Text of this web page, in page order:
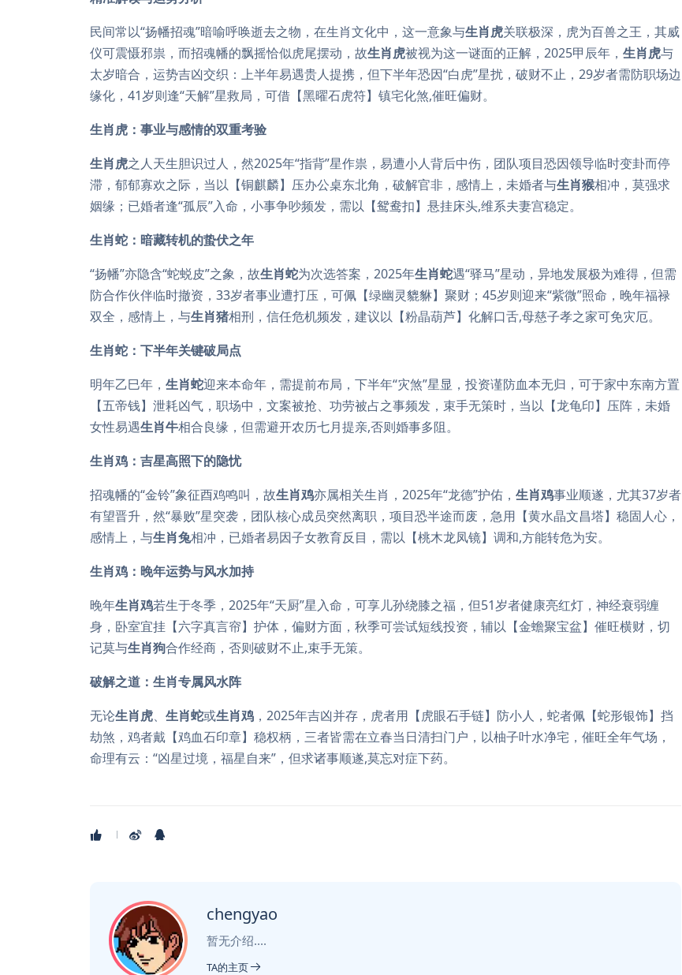
民间常以“扬幡招魂”暗喻呼唤逝去之物，在生肖文化中，这一意象与生肖虎关联极深，虎为百兽之王，其威
仪可震慑邪祟，而招魂幡的飘摇恰似虎尾摆动，故生肖虎被视为这一谜面的正解，2025甲辰年， 生肖虎与
太岁暗合，运势吉凶交织：上半年易遇贵人提携，但下半年恐因“白虎”星扰，破财不止，29岁者需防职场边
缘化，41岁则逢“天解”星救局，可借【黑曜石虎符】镇宅化煞,催旺偏财。
生肖虎：事业与感情的双重考验
生肖虎之人天生胆识过人，然2025年“指背”星作祟，易遭小人背后中伤，团队项目恐因领导临时变卦而停
滞，郁郁寡欢之际，当以【铜麒麟】压办公桌东北角，破解官非，感情上，未婚者与生肖猴相冲，莫强求
姻缘；已婚者逢“孤辰”入命，小事争吵频发，需以【鸳鸯扣】悬挂床头,维系夫妻宫稳定。
生肖蛇：暗藏转机的蛰伏之年
“扬幡”亦隐含“蛇蜕皮”之象，故生肖蛇为次选答案，2025年生肖蛇遇“驿马”星动，异地发展极为难得，但需
防合作伙伴临时撤资，33岁者事业遭打压，可佩【绿幽灵貔貅】聚财；45岁则迎来“紫微”照命，晚年福禄
双全，感情上，与生肖猪相刑，信任危机频发，建议以【粉晶葫芦】化解口舌,母慈子孝之家可免灾厄。
生肖蛇：下半年关键破局点
明年乙巳年， 生肖蛇迎来本命年，需提前布局，下半年“灾煞”星显，投资谨防血本无归，可于家中东南方置
【五帝钱】泄耗凶气，职场中，文案被抢、功劳被占之事频发，束手无策时，当以【龙龟印】压阵，未婚
女性易遇生肖牛相合良缘，但需避开农历七月提亲,否则婚事多阻。
生肖鸡：吉星高照下的隐忧
招魂幡的“金铃”象征酉鸡鸣叫，故生肖鸡亦属相关生肖，2025年“龙德”护佑， 生肖鸡事业顺遂，尤其37岁者
有望晋升，然“暴败”星突袭，团队核心成员突然离职，项目恐半途而废，急用【黄水晶文昌塔】稳固人心，
感情上，与生肖兔相冲，已婚者易因子女教育反目，需以【桃木龙凤镜】调和,方能转危为安。
生肖鸡：晚年运势与风水加持
晚年生肖鸡若生于冬季，2025年“天厨”星入命，可享儿孙绕膝之福，但51岁者健康亮红灯，神经衰弱缠
身，卧室宜挂【六字真言帘】护体，偏财方面，秋季可尝试短线投资，辅以【金蟾聚宝盆】催旺横财，切
记莫与生肖狗合作经商，否则破财不止,束手无策。
破解之道：生肖专属风水阵
无论生肖虎、 生肖蛇或生肖鸡 ，2025年吉凶并存，虎者用【虎眼石手链】防小人，蛇者佩【蛇形银饰】挡
劫煞，鸡者戴【鸡血石印章】稳权柄，三者皆需在立春当日清扫门户，以柚子叶水净宅，催旺全年气场，
命理有云：“凶星过境，福星自来”，但求诸事顺遂,莫忘对症下药。
chengyao
暂无介绍....
TA的主页